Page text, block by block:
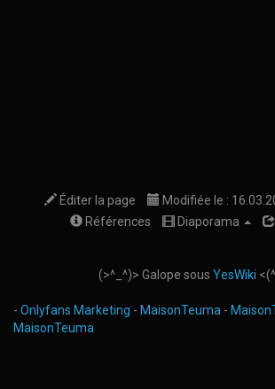
Éditer la page
Modifiée le :
Références
Diaporama
(>^_^)> Galope sous YesWiki
- Onlyfans Marketing - MaisonTeuma -
MaisonTeuma